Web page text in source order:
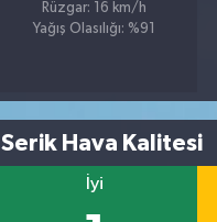
Rüzgar: 16 km/h
Yağış Olasılığı: %91
Serik Hava Kalitesi
İyi